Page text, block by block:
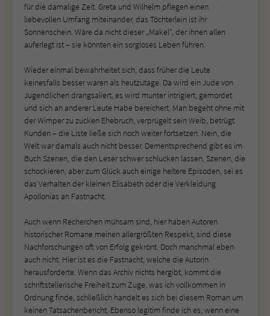
für die damalige Zeit. Greta und Wilhelm pflegen einen
liebevollen Umfang miteinander, das Töchterlein ist ihr
Sonnenschein. Wäre da nicht dieser „Makel“, der ihnen allen
auferlegt ist – sie könnten ein sorgloses Leben führen.
Wieder einmal bewahrheitet sich, dass früher die Leute
keinesfalls besser waren als heutzutage. Da wird ein Jude von
Jugendlichen drangsaliert, es wird munter intrigiert, gemordet
und sich an anderer Leute Habe bereichert. Man begeht ohne mit
der Wimper zu zucken Ehebruch, verprügelt sein Weib, betrügt
Kunden – die Liste ließe sich noch weiter fortsetzen. Nein, die
Welt war damals auch nicht besser. Dementsprechend gibt es im
Buch Szenen, die den Leser schwer schlucken lassen, Szenen, die
schockieren, aber zum Glück auch einige heitere Episoden, sei es
das Verhalten der kleinen Elisabeth oder die Verkleidung
Apollonias an Fastnacht.
Auch wenn Recherchen mühsam sind, hier haben Autoren
historischer Romane meinen allergrößten Respekt, sind diese
Nachforschungen oft von Erfolg gekrönt. Doch manchmal eben
auch nicht. Hier ist es die Fastnacht, welche die Autorin
herausforderte. Wenn das Archiv nichts hergibt, kommt die
schriftstellerische Freiheit zum Zuge, was ich vollkommen in
Ordnung finde, schließlich handelt es sich bei diesem Roman um
keinen Tatsachenbericht. Ebenso legitim finde ich es, wenn eine